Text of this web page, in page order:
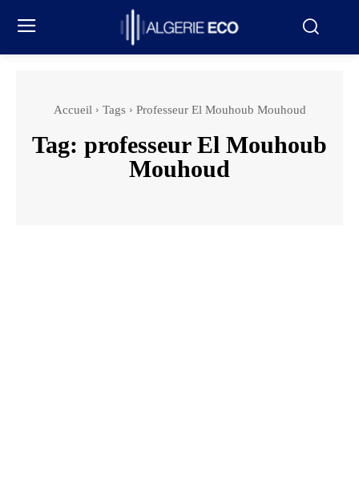
Accueil Tags Professeur El Mouhoub Mouhoud
Tag: professeur El Mouhoub
Mouhoud